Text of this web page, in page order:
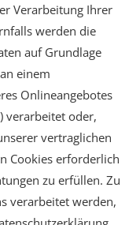
Verarbeitung Ihrer
werden die
auf Grundlage
einem
Onlineangebotes
verarbeitet oder,
vertraglichen
Cookies erforderlich
zu erfüllen. Zu
verarbeitet werden,